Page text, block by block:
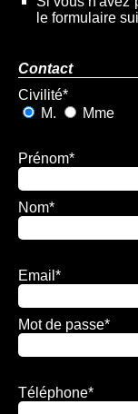
le formulaire
Contact
Civilité*
M.
Mme
Prénom*
Nom*
Email *
Mot de passe*
Téléphone*